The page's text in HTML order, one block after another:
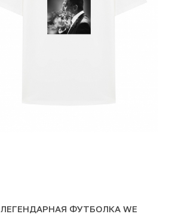
ЛЕГЕНДАРНАЯ ФУТБОЛКА WE